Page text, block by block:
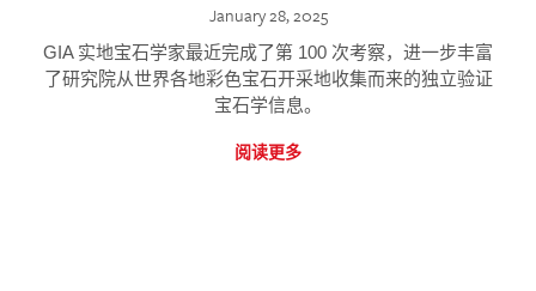
January 28, 2025
GIA 实地宝石学家最近完成了第 100 次考察，进一步丰富
了研究院从世界各地彩色宝石开采地收集而来的独立验证
宝石学信息。
阅读更多